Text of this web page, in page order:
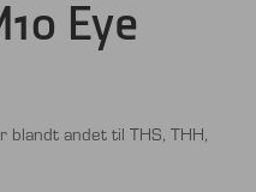
Eye
blandt andet til THS, THH,